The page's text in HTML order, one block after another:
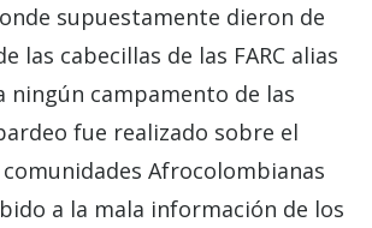
supuestamente dieron de
las cabecillas de las FARC alias
ningún campamento de las
fue realizado sobre el
Afrocolombianas
a la mala información de los